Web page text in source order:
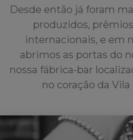
Desde então já foram
produzidos,
internacionais, e em
abrimos as portas do
nossa fábrica-bar
no coração da Vila